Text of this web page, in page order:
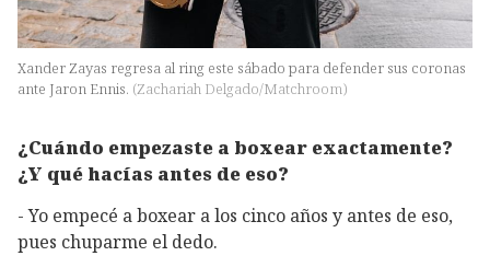
Xander Zayas regresa al ring este sábado para defender sus coronas
ante Jaron Ennis. (Zachariah Delgado/Matchroom)
¿Cuándo empezaste a boxear exactamente?
¿Y qué hacías antes de eso?
- Yo empecé a boxear a los cinco años y antes de eso,
pues chuparme el dedo.